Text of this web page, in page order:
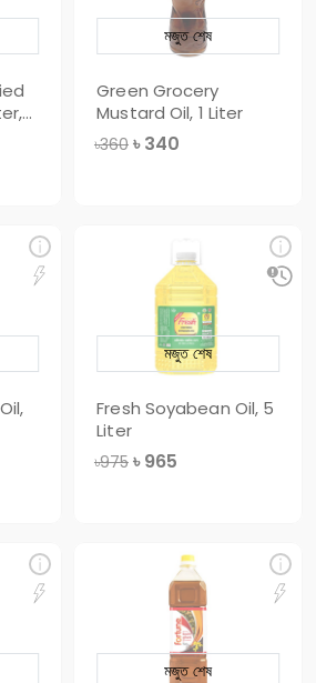
Green Grocery
Mustard Oil, 1 Liter
৳360 ৳ 340
মজুত শেষ
Fresh Soyabean Oil, 5
Liter
৳975 ৳ 965
মজুত শেষ
মজুত শেষ